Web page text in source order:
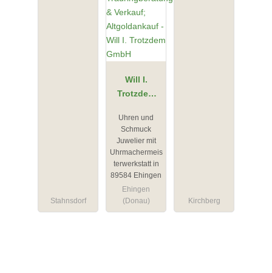
Stahnsdorf
Will I.
Trotzdem
Uhren und
Schmuck
Juwelier mit
Uhrmachermeis
terwerkstatt in
89584 Ehingen
Ehingen
(Donau)
Kirchberg